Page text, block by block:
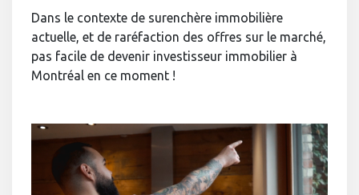
Dans le contexte de surenchère immobilière
actuelle, et de raréfaction des offres sur le marché,
pas facile de devenir investisseur immobilier à
Montréal en ce moment !